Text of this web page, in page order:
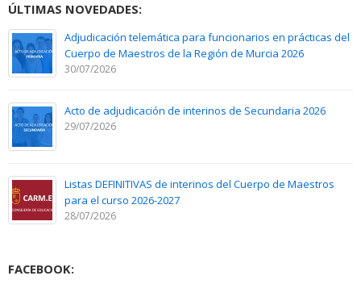
ÚLTIMAS NOVEDADES:
Adjudicación telemática para funcionarios en prácticas del
Cuerpo de Maestros de la Región de Murcia 2026
30/07/2026
Acto de adjudicación de interinos de Secundaria 2026
29/07/2026
Listas DEFINITIVAS de interinos del Cuerpo de Maestros
para el curso 2026-2027
28/07/2026
FACEBOOK: